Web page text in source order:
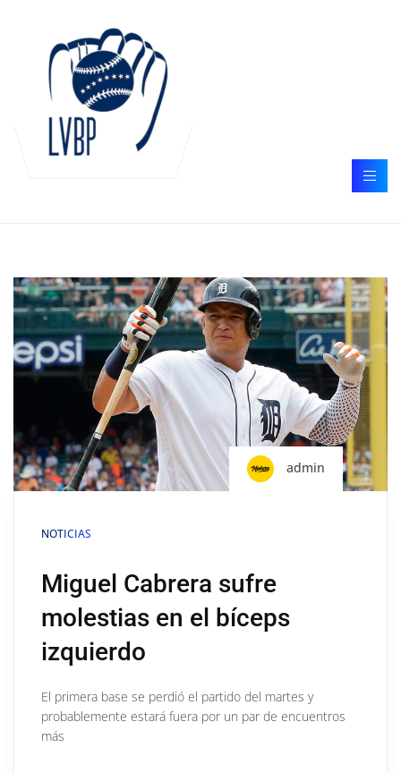
admin
NOTICIAS
Miguel Cabrera sufre
molestias en el bíceps
izquierdo
El primera base se perdió el partido del martes y
probablemente estará fuera por un par de encuentros
más